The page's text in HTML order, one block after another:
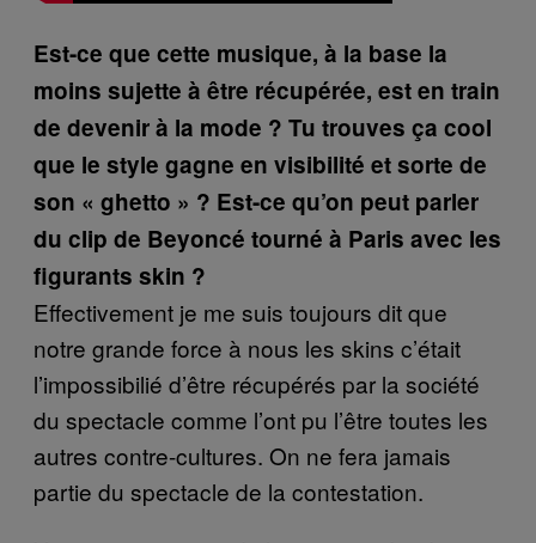
Est-ce que cette musique, à la base la
moins sujette à être récupérée, est en train
de devenir à la mode ? Tu trouves ça cool
que le style gagne en visibilité et sorte de
son « ghetto » ? Est-ce qu’on peut parler
du clip de Beyoncé tourné à Paris avec les
figurants skin ?
Effectivement je me suis toujours dit que
notre grande force à nous les skins c’était
l’impossibilié d’être récupérés par la société
du spectacle comme l’ont pu l’être toutes les
autres contre-cultures. On ne fera jamais
partie du spectacle de la contestation.